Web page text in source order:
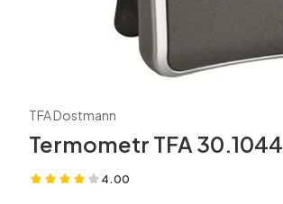
TFA Dostmann
Termometr TFA 30.1044
4.00
(Oceny: 5 Recenzje: 0)